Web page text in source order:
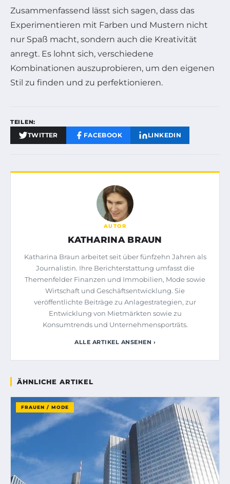
Zusammenfassend lässt sich sagen, dass das
Experimentieren mit Farben und Mustern nicht
nur Spaß macht, sondern auch die Kreativität
anregt. Es lohnt sich, verschiedene
Kombinationen auszuprobieren, um den eigenen
Stil zu finden und zu perfektionieren.
TEILEN:
TWITTER FACEBOOK LINKEDIN
AUTOR
KATHARINA BRAUN
Katharina Braun arbeitet seit über fünfzehn Jahren als
Journalistin. Ihre Berichterstattung umfasst die
Themenfelder Finanzen und Immobilien, Mode sowie
Wirtschaft und Geschäftsentwicklung. Sie
veröffentlichte Beiträge zu Anlagestrategien, zur
Entwicklung von Mietmärkten sowie zu
Konsumtrends und Unternehmensporträts.
ALLE ARTIKEL ANSEHEN ›
ÄHNLICHE ARTIKEL
FRAUEN / MODE